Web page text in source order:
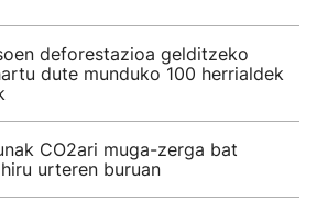
deforestazioa gelditzeko
dute munduko 100 herrialdek
CO2ari muga-zerga bat
urteren buruan